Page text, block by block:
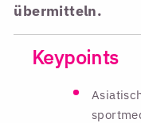
übermitteln.
Keypoints